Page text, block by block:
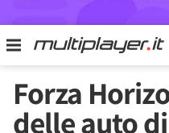
Forza
delle auto di